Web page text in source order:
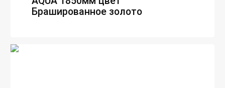
Брашированное золото